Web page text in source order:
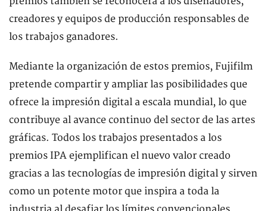
creadores y equipos de producción responsables de
los trabajos ganadores.
Mediante la organización de estos premios, Fujifilm
pretende compartir y ampliar las posibilidades que
ofrece la impresión digital a escala mundial, lo que
contribuye al avance continuo del sector de las artes
gráficas. Todos los trabajos presentados a los
premios IPA ejemplifican el nuevo valor creado
gracias a las tecnologías de impresión digital y sirven
como un potente motor que inspira a toda la